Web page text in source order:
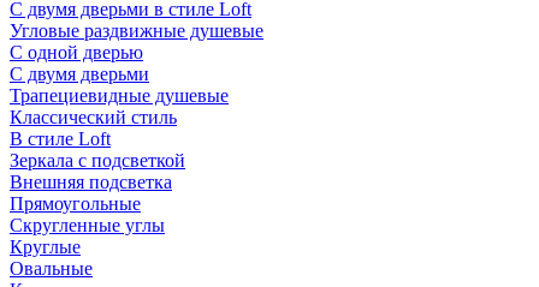
С двумя дверьми в стиле Loft
Угловые раздвижные душевые
С одной дверью
С двумя дверьми
Трапециевидные душевые
Классический стиль
В стиле Loft
Зеркала с подсветкой
Внешняя подсветка
Прямоугольные
Скругленные углы
Круглые
Овальные